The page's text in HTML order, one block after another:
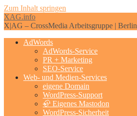
Zum Inhalt springen
XAG.info
X|AG – CrossMedia Arbeitsgruppe | Berlin
AdWords
AdWords-Service
PR + Marketing
SEO-Service
Web- und Medien-Services
eigene Domain
WordPress-Support
🦣 Eigenes Mastodon
WordPress-Sicherheit